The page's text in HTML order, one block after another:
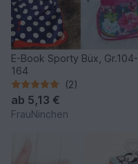
E-Book Sporty Büx, Gr.104-
164
(2)
ab 5,13 €
FrauNinchen